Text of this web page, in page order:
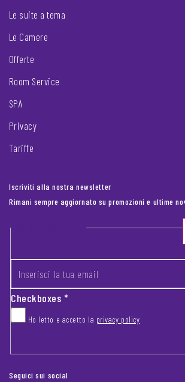
Le suite a tema
Le Camere
Offerte
Room Service
SPA
Privacy
Tariffe
Iscriviti alla nostra newsletter
Rimani sempre aggiornato su promozioni e ultime
Footer newsletter
Checkboxes*
Ho letto e accetto la privacy policy
Seguici sui social